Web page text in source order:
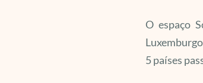
O espaço
5 países